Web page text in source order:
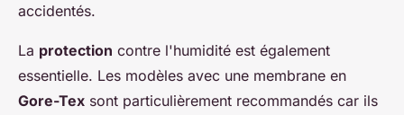
accidentés.
La protection contre l'humidité est également
essentielle. Les modèles avec une membrane en
Gore-Tex sont particulièrement recommandés car ils